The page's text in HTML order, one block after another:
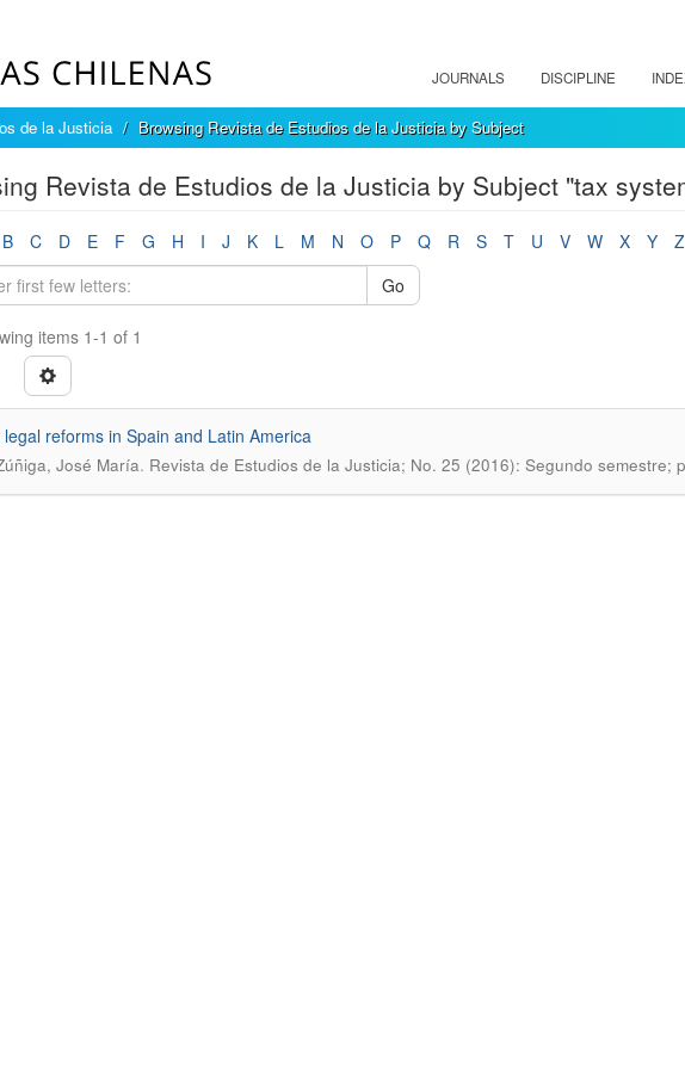
JOURNALS DISCIPLINE
de la Justicia Browsing Revista de Estudios de la Justicia by Subject
Revista de Estudios de la Justicia by Subject "tax
B C D E F G H I J K L M N O P Q R S T U V W X Y
Z
Go
items 1-1 of 1
legal reforms in Spain and Latin America
José María. Revista de Estudios de la Justicia; No. 25 (2016): Segundo semestre;